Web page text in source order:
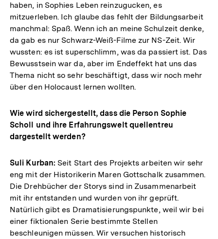
haben, in Sophies Leben reinzugucken, es
mitzuerleben. Ich glaube das fehlt der Bildungsarbeit
manchmal: Spaß. Wenn ich an meine Schulzeit denke,
da gab es nur Schwarz-Weiß-Filme zur NS-Zeit. Wir
wussten: es ist superschlimm, was da passiert ist. Das
Bewusstsein war da, aber im Endeffekt hat uns das
Thema nicht so sehr beschäftigt, dass wir noch mehr
über den Holocaust lernen wollten.
Wie wird sichergestellt, dass die Person Sophie
Scholl und ihre Erfahrungswelt quellentreu
dargestellt werden?
Suli Kurban: Seit Start des Projekts arbeiten wir sehr
eng mit der Historikerin Maren Gottschalk zusammen.
Die Drehbücher der Storys sind in Zusammenarbeit
mit ihr entstanden und wurden von ihr geprüft.
Natürlich gibt es Dramatisierungspunkte, weil wir bei
einer fiktionalen Serie bestimmte Stellen
beschleunigen müssen. Wir versuchen historisch